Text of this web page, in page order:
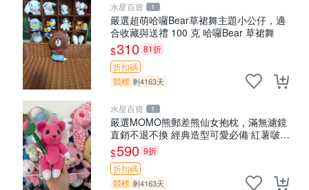
水星百貨 1
嚴選超萌哈囉Bear草裙舞主題小公仔，適
合收藏與送禮 100 克 哈囉Bear 草裙舞
$310 81折
折扣碼
競標 剩4163天
水星百貨 1
嚴選MOMO熊郵差熊仙女抱枕，滿無濾鏡
直銷不退不換 經典造型可愛必備 紅薯啵啵
間抱枕 抱枕 時尚
$590 9折
折扣碼
競標 剩4163天